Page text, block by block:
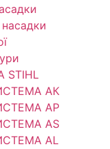
STIHL
АК
АР
AS
AL